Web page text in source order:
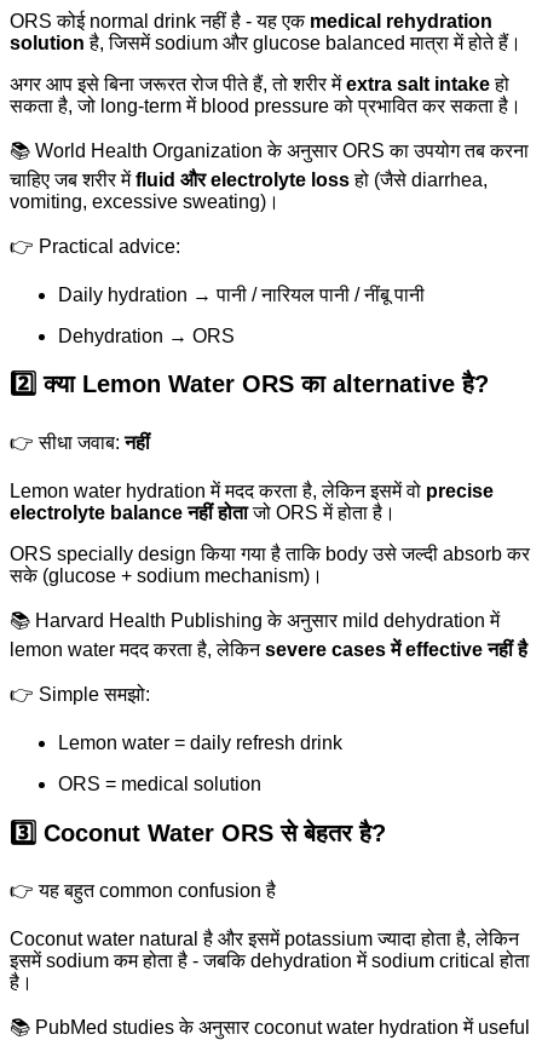
ORS कोई normal drink नहीं है - यह एक medical rehydration
solution है, जिसमें sodium और glucose balanced मात्रा में होते हैं।
अगर आप इसे बिना जरूरत रोज पीते हैं, तो शरीर मेंextra salt intakeहो
सकता है, जो long-term में blood pressure को प्रभावित कर सकता है।
📚 World Health Organization के अनुसार ORS का उपयोग तब करना
चाहिए जब शरीर मेंfluid और electrolyte lossहो (जैसे diarrhea,
vomiting, excessive sweating)।
👉 Practical advice:
Daily hydration → पानी / नारियल पानी / नींबू पानी
Dehydration → ORS
2️⃣ क्या Lemon Water ORS का alternative है?
👉 सीधा जवाब:नहीं
Lemon water hydration में मदद करता है, लेकिन इसमें वो precise
electrolyte balance नहीं होताजो ORS में होता है।
ORS specially design किया गया है ताकि body उसे जल्दी absorb कर
सके (glucose + sodium mechanism)।
📚 Harvard Health Publishing के अनुसार mild dehydration में
lemon water मदद करता है, लेकिनsevere cases में effective नहीं है
👉 Simple समझो:
Lemon water = daily refresh drink
ORS = medical solution
3️⃣ Coconut Water ORS से बेहतर है?
👉 यह बहुत common confusion है
Coconut water natural है और इसमें potassium ज्यादा होता है, लेकिन
इसमें sodium कम होता है - जबकि dehydration में sodium critical होता
है।
📚 PubMed studies के अनुसार coconut water hydration में useful